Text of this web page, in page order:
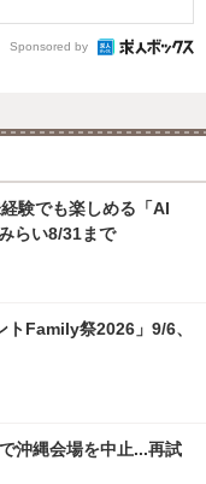
Sponsored by
験でも楽しめる「AI
らい8/31まで
Family祭2026」9/6、
沖縄会場を中止...再試